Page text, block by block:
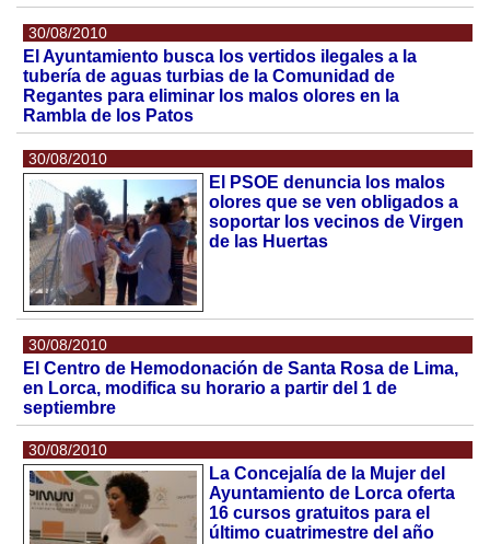
30/08/2010
El Ayuntamiento busca los vertidos ilegales a la
tubería de aguas turbias de la Comunidad de
Regantes para eliminar los malos olores en la
Rambla de los Patos
30/08/2010
El PSOE denuncia los malos
olores que se ven obligados a
soportar los vecinos de Virgen
de las Huertas
30/08/2010
El Centro de Hemodonación de Santa Rosa de Lima,
en Lorca, modifica su horario a partir del 1 de
septiembre
30/08/2010
La Concejalía de la Mujer del
Ayuntamiento de Lorca oferta
16 cursos gratuitos para el
último cuatrimestre del año